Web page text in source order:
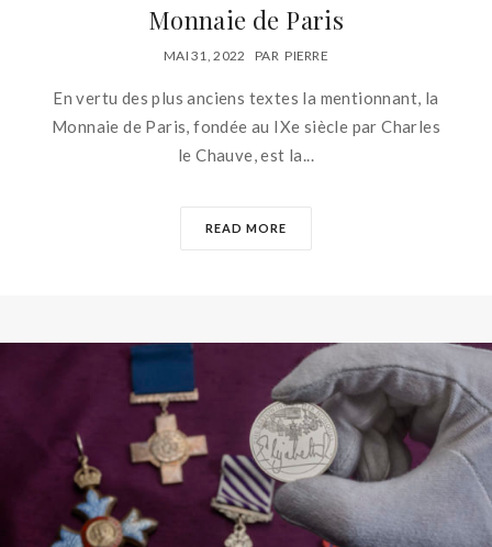
Monnaie de Paris
MAI 31, 2022 PAR PIERRE
En vertu des plus anciens textes la mentionnant, la
Monnaie de Paris, fondée au IXe siècle par Charles
le Chauve, est la...
READ MORE